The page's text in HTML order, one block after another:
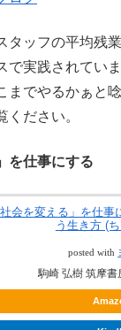
タッフの平均残
で実践されてい
までやるかぁと
ください。
を仕事にする
社会を変える」を仕
う生き方 (
posted with
駒崎 弘樹 筑摩